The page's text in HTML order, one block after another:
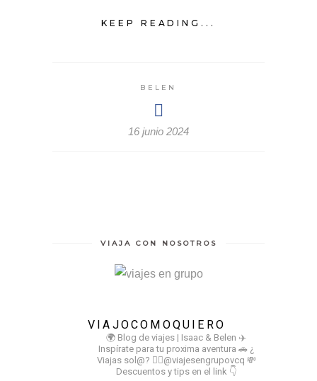
KEEP READING...
BELEN
16 junio 2024
VIAJA CON NOSOTROS
VIAJOCOMOQUIERO
🌍 Blog de viajes | Isaac & Belen ✈️
Inspírate para tu proxima aventura 🚗 ¿
Viajas sol@? 👉🏻@viajesengrupovcq 💸
Descuentos y tips en el link 👇